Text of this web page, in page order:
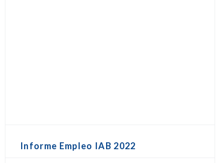
Informe Empleo IAB 2022